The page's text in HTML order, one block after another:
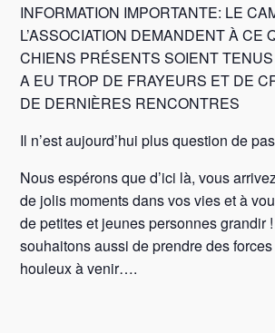
INFORMATION IMPORTANTE: LE
L’ASSOCIATION DEMANDENT À CE
CHIENS PRÉSENTS SOIENT
A EU TROP DE FRAYEURS ET DE
DE DERNIÈRES RENCONTRES
Il n’est aujourd’hui plus question de
Nous espérons que d’ici là, vous
de jolis moments dans vos vies et à
de petites et jeunes personnes grandir
souhaitons aussi de prendre des
houleux à venir….